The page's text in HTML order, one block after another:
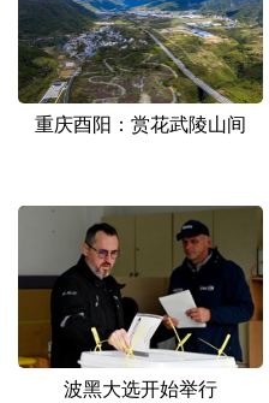
浙江 安徽
山东 河南
广东 广西
甘肃
新疆 内蒙古
多语种频道
重庆酉阳：赏花武陵山间
波黑大选开始举行